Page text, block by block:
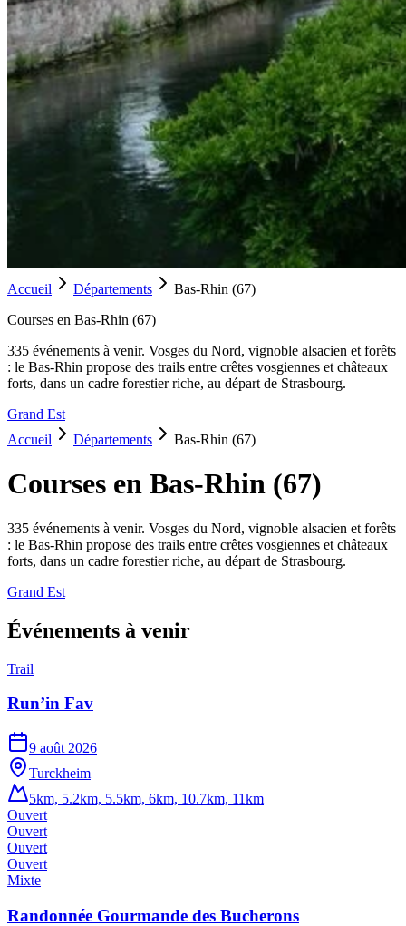
Accueil Départements Bas-Rhin (67)
Courses en Bas-Rhin (67)
335 événements à venir. Vosges du Nord, vignoble alsacien et forêts
: le Bas-Rhin propose des trails entre crêtes vosgiennes et châteaux
forts, dans un cadre forestier riche, au départ de Strasbourg.
Grand Est
Accueil
Départements Bas-Rhin (67)
Courses en Bas-Rhin (67)
335 événements à venir. Vosges du Nord, vignoble alsacien et forêts
: le Bas-Rhin propose des trails entre crêtes vosgiennes et châteaux
forts, dans un cadre forestier riche, au départ de Strasbourg.
Grand Est
Événements à venir
Trail
Run’in Fav
9 août 2026
Turckheim
5km, 5.2km, 5.5km, 6km, 10.7km, 11km
Ouvert
Ouvert
Ouvert
Ouvert
Mixte
Randonnée Gourmande des Bucherons